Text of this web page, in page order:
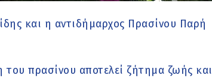
και η αντιδήμαρχος Πρασίνου Παρή
πρασίνου αποτελεί ζήτημα ζωής και